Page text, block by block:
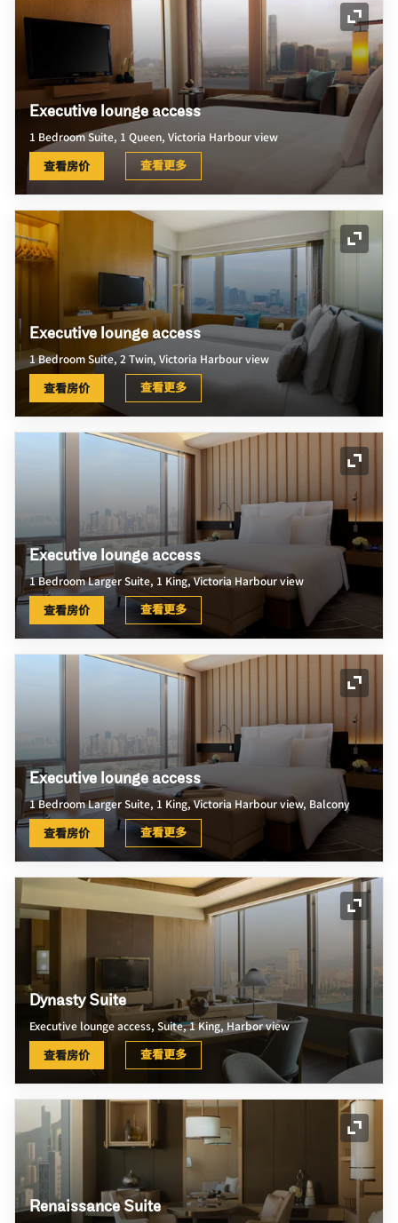
展开
Executive lounge access
1 Bedroom Suite, 1 Queen, Victoria Harbour view
查看房价 查看更多
展开
Executive lounge access
1 Bedroom Suite, 2 Twin, Victoria Harbour view
查看房价 查看更多
展开
Executive lounge access
1 Bedroom Larger Suite, 1 King, Victoria Harbour view
查看房价 查看更多
展开
Executive lounge access
1 Bedroom Larger Suite, 1 King, Victoria Harbour view, Balcony
查看房价 查看更多
展开
Dynasty Suite
Executive lounge access, Suite, 1 King, Harbor view
查看房价 查看更多
展开
Renaissance Suite